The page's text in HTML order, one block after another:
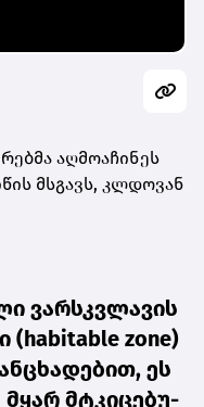
აღ­მო­ა­ჩი­ნეს
მსგავს, კლდო­ვან
ვარ­სკვლა­ვის
zone)
ეს
მყარ მტკი­ცე­ბუ­